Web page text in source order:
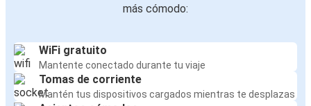
más cómodo:
WiFi gratuito
Mantente conectado durante tu viaje
Tomas de corriente
Mantén tus dispositivos cargados mientras te desplazas